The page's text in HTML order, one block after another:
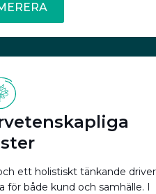
ett holistiskt tänkande driver
för både kund och samhälle. I